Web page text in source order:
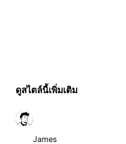
ดูสไตล์นี้เพิ่มเติม
James